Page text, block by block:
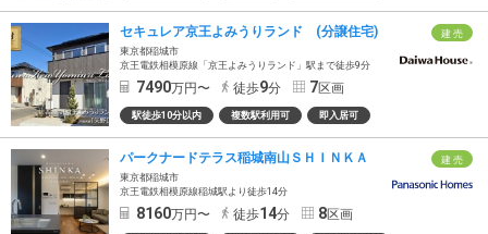
建 売
セキュレア京王よみうりランド (分譲住宅)
東京都稲城市
京王電鉄相模原線「京王よみうりランド」駅まで徒歩9分
7490万円〜 徒歩9分 7区画
駅徒歩10分以内 複数駅利用可 即入居可
建 売
パークナードテラス稲城南山ＳＨＩＮＫＡ
東京都稲城市
京王電鉄相模原線稲城駅より徒歩14分
8160万円〜 徒歩14分 8区画